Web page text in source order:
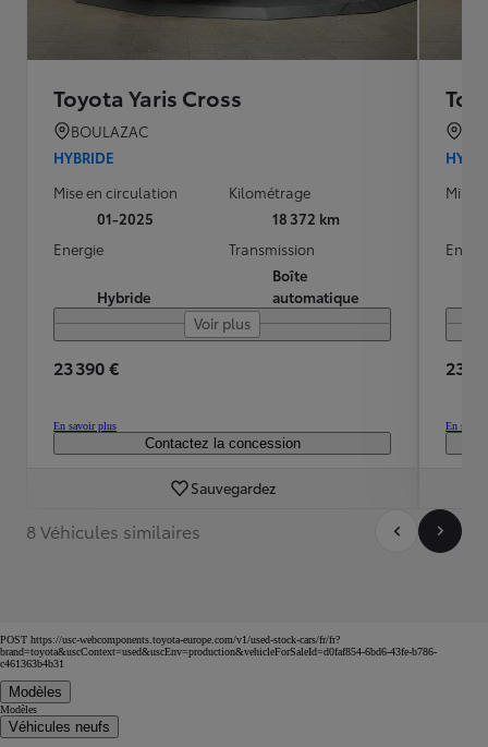
Toyota Yaris Cross
BOULAZAC
HYBRIDE
Mise en circulation
01-2025
Kilométrage
18 372 km
Energie
Hybride
Transmission
Boîte
automatique
Voir plus
23 390 €
En savoir plus
Contactez la concession
Sauvegardez
Mise
23
En
8 Véhicules similaires
POST https://usc-webcomponents.toyota-europe.com/v1/used-stock-cars/fr/fr?
brand=toyota&uscContext=used&uscEnv=production&vehicleForSaleId=d0faf854-6bd6-43fe-b786-
c461363b4b31
Modèles
Modèles
Véhicules neufs